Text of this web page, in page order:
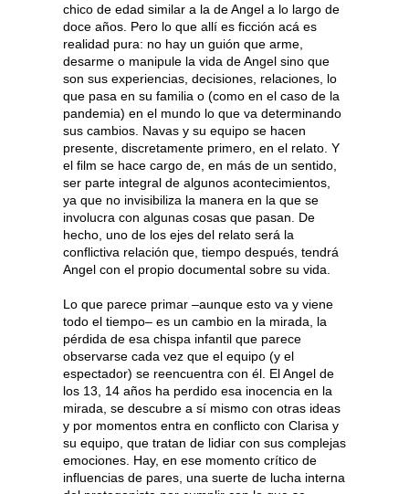
chico de edad similar a la de Angel a lo largo de
doce años. Pero lo que allí es ficción acá es
realidad pura: no hay un guión que arme,
desarme o manipule la vida de Angel sino que
son sus experiencias, decisiones, relaciones, lo
que pasa en su familia o (como en el caso de la
pandemia) en el mundo lo que va determinando
sus cambios. Navas y su equipo se hacen
presente, discretamente primero, en el relato. Y
el film se hace cargo de, en más de un sentido,
ser parte integral de algunos acontecimientos,
ya que no invisibiliza la manera en la que se
involucra con algunas cosas que pasan. De
hecho, uno de los ejes del relato será la
conflictiva relación que, tiempo después, tendrá
Angel con el propio documental sobre su vida.
Lo que parece primar –aunque esto va y viene
todo el tiempo– es un cambio en la mirada, la
pérdida de esa chispa infantil que parece
observarse cada vez que el equipo (y el
espectador) se reencuentra con él. El Angel de
los 13, 14 años ha perdido esa inocencia en la
mirada, se descubre a sí mismo con otras ideas
y por momentos entra en conflicto con Clarisa y
su equipo, que tratan de lidiar con sus complejas
emociones. Hay, en ese momento crítico de
influencias de pares, una suerte de lucha interna